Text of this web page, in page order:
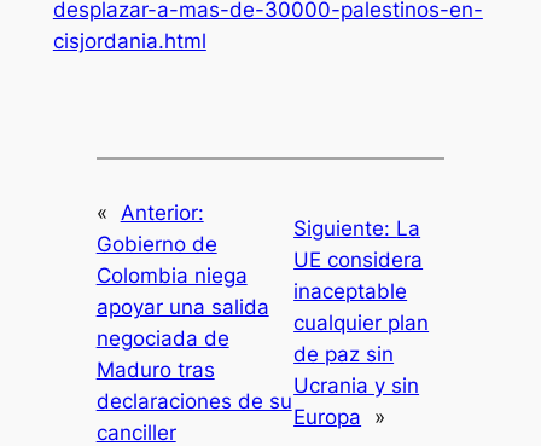
desplazar-a-mas-de-30000-palestinos-en-
cisjordania.html
«
Anterior:
Gobierno de
Colombia niega
apoyar una salida
negociada de
Maduro tras
declaraciones de su
canciller
Siguiente: La
UE considera
inaceptable
cualquier plan
de paz sin
Ucrania y sin
Europa
»